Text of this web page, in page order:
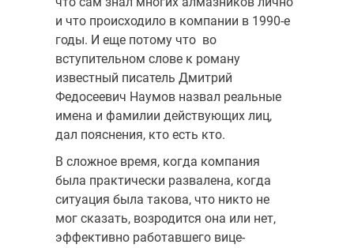
и что происходило в компании в 1990-е
годы. И еще потому что во
вступительном слове к роману
известный писатель Дмитрий
Федосеевич Наумов назвал реальные
имена и фамилии действующих лиц,
дал пояснения, кто есть кто.
В сложное время, когда компания
была практически развалена, когда
ситуация была такова, что никто не
мог сказать, возродится она или нет,
эффективно работавшего вице-